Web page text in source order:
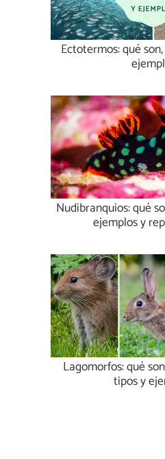
Ectotermos: qué
Nudibranquios: qué
ejemplos y
Lagomorfos: qué
tipos y